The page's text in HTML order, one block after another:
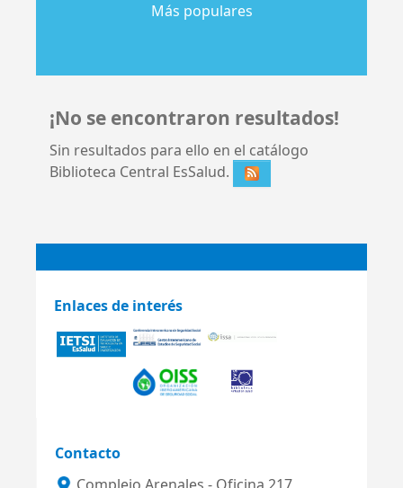
Más populares
¡No se encontraron resultados!
Sin resultados para ello en el catálogo
Biblioteca Central EsSalud.
Enlaces de interés
Contacto